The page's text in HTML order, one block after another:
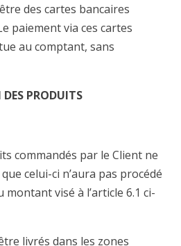
des cartes bancaires
paiement via ces cartes
au comptant, sans
PRODUITS
commandés par le Client ne
celui-ci n’aura pas procédé
visé à l’article 6.1 ci-
livrés dans les zones